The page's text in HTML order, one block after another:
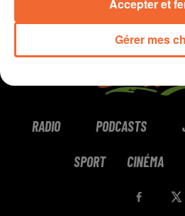
RADIO PODCASTS
SPORT CINÉMA
Gérer mes
Accepter et